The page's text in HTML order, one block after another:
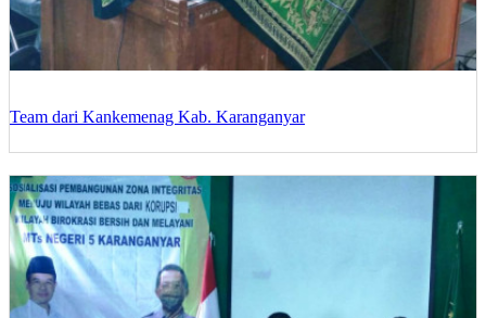
Team dari Kankemenag Kab. Karanganyar